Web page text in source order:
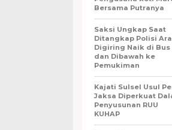
Bersama Putranya
Saksi Ungkap Saat
Ditangkap Polisi
Digiring Naik di Bus
dan Dibawah ke
Pemukiman
Kajati Sulsel Usul
Jaksa Diperkuat
Penyusunan RUU
KUHAP